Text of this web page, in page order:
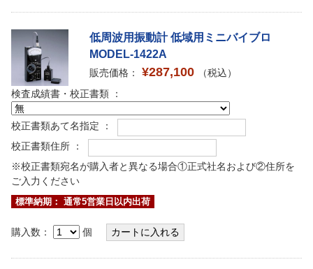
低周波用振動計 低域用ミニバイブロ
MODEL-1422A
販売価格： ¥287,100
（税込）
検査成績書・校正書類 ：
校正書類あて名指定 ：
校正書類住所 ：
※校正書類宛名が購入者と異なる場合①正式社名および②住所を
ご入力ください
標準納期： 通常5営業日以内出荷
購入数： 個